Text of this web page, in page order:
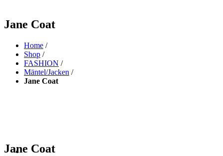
Jane Coat
Home /
Shop /
FASHION /
Mäntel/Jacken /
Jane Coat
Jane Coat